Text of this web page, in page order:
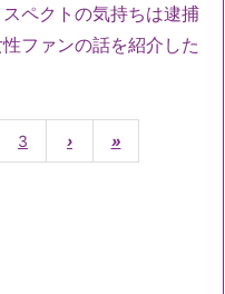
ペクトの気持ちは逮捕
ファンの話を紹介した
3 › »